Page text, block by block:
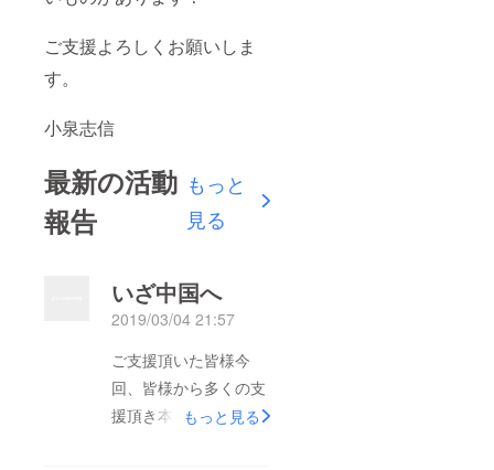
ご支援よろしくお願いしま
す。
小泉志信
最新の活動
報告
もっと
見る
いざ中国へ
2019/03/04 21:57
ご支援頂いた皆様今
回、皆様から多くの支
援頂き本当に感謝して
もっと見る